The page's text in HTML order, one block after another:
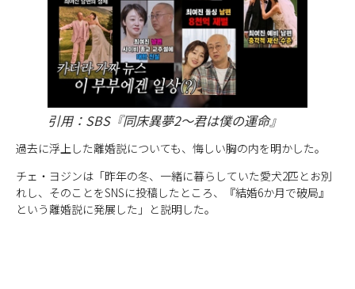
引用：SBS『同床異夢2～君は僕の運命』
過去に浮上した離婚説についても、悔しい胸の内を明かした。
チェ・ヨジンは「昨年の冬、一緒に暮らしていた愛犬2匹とお別
れし、そのことをSNSに投稿したところ、『結婚6か月で破局』
という離婚説に発展した」と説明した。